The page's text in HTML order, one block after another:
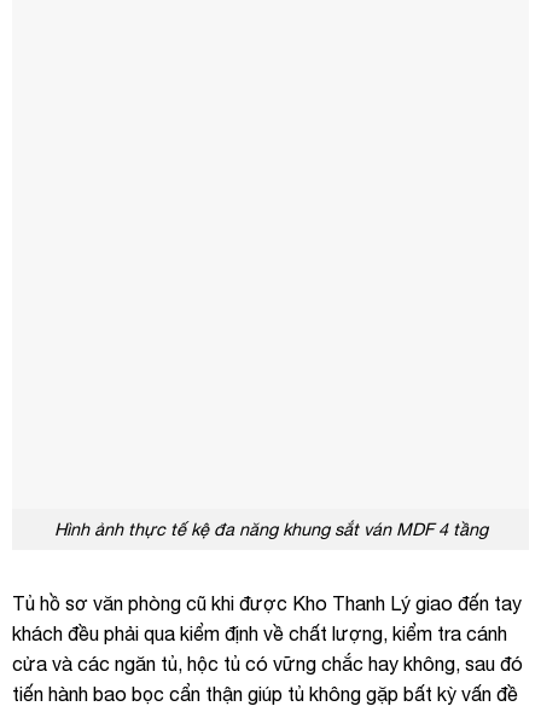
Hình ảnh thực tế kệ đa năng khung sắt ván MDF 4 tầng
Tủ hồ sơ văn phòng cũ khi được Kho Thanh Lý giao đến tay
khách đều phải qua kiểm định về chất lượng, kiểm tra cánh
cửa và các ngăn tủ, hộc tủ có vững chắc hay không, sau đó
tiến hành bao bọc cẩn thận giúp tủ không gặp bất kỳ vấn đề